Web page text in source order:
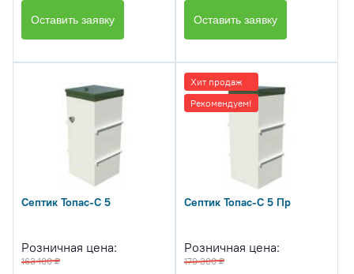
Оставить заявку Оставить заявку
Септик Топас-С 5
Розничная цена:
163 100 ₽
Хит продаж
Рекомендуем!
Септик Топас-С 5 Пр
Розничная цена:
179 300 ₽